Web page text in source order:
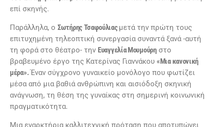
επί σκηνής.
Παράλληλα, ο Σωτήρης Τσαφούλιαςμετά την πρώτη τους
επιτυχημένη τηλεοπτική συνεργασία συναντά ξανά -αυτή
τη φορά στο θέατρο- την Ευαγγελία Μουμούρηστο
βραβευμένο έργο της Κατερίνας Γιαννάκου «Μια κανονική
μέρα».Έναν σύγχρονο γυναικείο μονόλογο που φωτίζει
μέσα από μια βαθιά ανθρώπινη και αισιόδοξη σκηνική
ανάγνωση, τη θέση της γυναίκας στη σημερινή κοινωνική
πραγματικότητα.
Μια εναρκτήρια καλλιτεχνική πρόταση που αποτυπώνει